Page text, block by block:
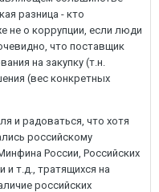
разница - кто
не о коррупции, если люди
что поставщик
на закупку (т.н.
(вес конкретных
и радоваться, что хотя
российскому
России, Российских
т.д., тратящихся на
российских